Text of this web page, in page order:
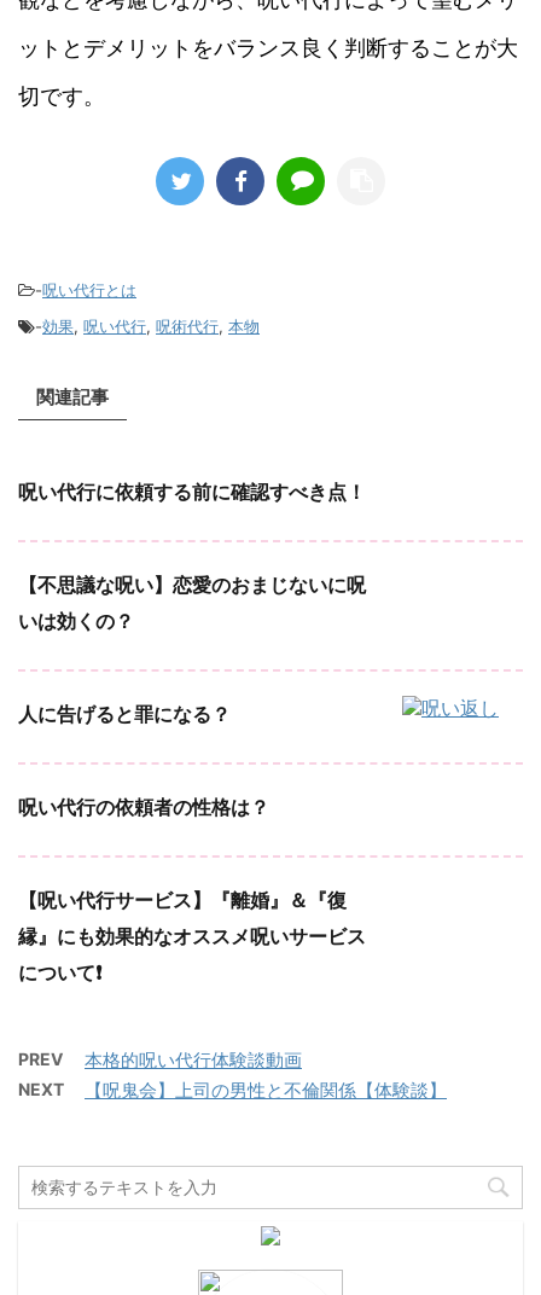
ットとデメリットをバランス良く判断することが大
切です。
-呪い代行とは
-効果, 呪い代行, 呪術代行, 本物
関連記事
呪い代行に依頼する前に確認すべき点！
【不思議な呪い】恋愛のおまじないに呪
いは効くの？
人に告げると罪になる？
呪い代行の依頼者の性格は？
【呪い代行サービス】『離婚』＆『復
縁』にも効果的なオススメ呪いサービス
について❗️
PREV 本格的呪い代行体験談動画
NEXT 【呪鬼会】上司の男性と不倫関係【体験談】